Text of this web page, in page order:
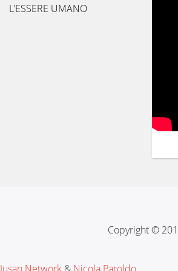
L’ESSERE UMANO
Copyright ©